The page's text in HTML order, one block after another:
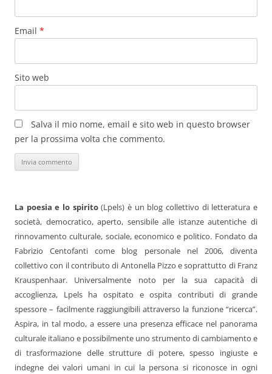
Email *
Sito web
Salva il mio nome, email e sito web in questo browser
per la prossima volta che commento.
La poesia e lo spirito(Lpels) è un blog collettivo di letteratura e
società, democratico, aperto, sensibile alle istanze autentiche di
rinnovamento culturale, sociale, economico e politico. Fondato da
Fabrizio Centofanti come blog personale nel 2006, diventa
collettivo con il contributo di Antonella Pizzo e soprattutto di Franz
Krauspenhaar. Universalmente noto per la sua capacità di
accoglienza, Lpels ha ospitato e ospita contributi di grande
spessore – facilmente raggiungibili attraverso la funzione “ricerca”.
Aspira, in tal modo, a essere una presenza efficace nel panorama
culturale italiano e possibilmente uno strumento di cambiamento e
di trasformazione delle strutture di potere, spesso ingiuste e
indegne dei valori umani in cui la persona si riconosce in ogni